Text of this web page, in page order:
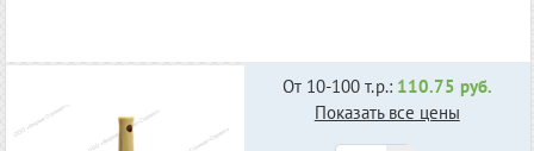
От 10-100 т.р.: 110.75 руб.
Показать все цены